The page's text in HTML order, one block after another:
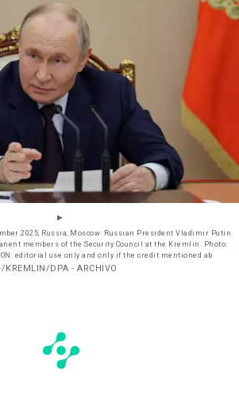
2025, Russia, Moscow: Russian President Vladimir Putin
members of the Security Council at the Kremlin. Photo:
editorial use only and only if the credit mentioned ab
KREMLIN/DPA - ARCHIVO